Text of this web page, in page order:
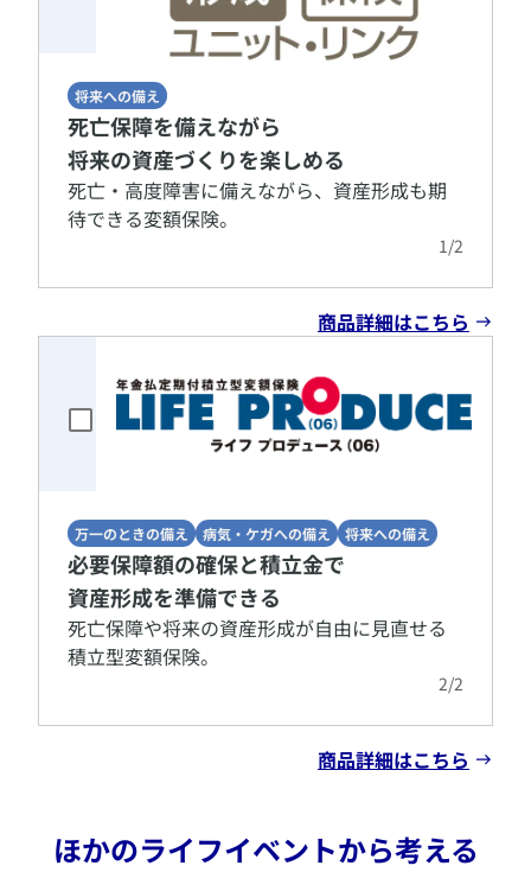
将来への備え
死亡保障を備えながら
将来の資産づくりを楽しめる
​死亡・高度障害に備えながら、資産形成も期
待できる変額保険。
1/2
商品詳細はこちら
万一のときの備え 病気・ケガへの備え 将来への備え
必要保障額の確保と積立金で
資産形成を準備できる
​死亡保障や将来の資産形成が自由に見直せる
積立型変額保険。
2/2
商品詳細はこちら
ほかのライフイベントから考える